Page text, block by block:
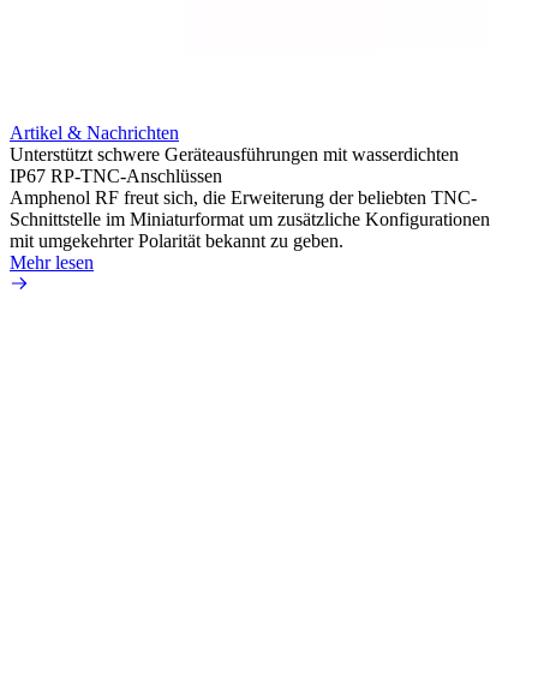
Artikel & Nachrichten
Unterstützt schwere Geräteausführungen mit wasserdichten
IP67 RP-TNC-Anschlüssen
Amphenol RF freut sich, die Erweiterung der beliebten TNC-
Schnittstelle im Miniaturformat um zusätzliche Konfigurationen
mit umgekehrter Polarität bekannt zu geben.
Mehr lesen